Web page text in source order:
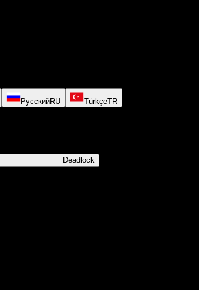
РусскийRU TürkçeTR
Deadlock